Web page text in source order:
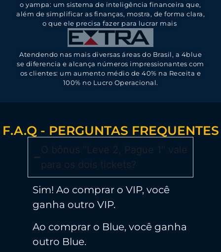
o yampa: um sistema de inteligência financeira que,
além de simplificar as finanças, mostra, de forma clara,
o que ele precisa fazer para lucrar mais
Atendendo nas mais diversas áreas do Brasil, a 4blue
se diferencia e alcança números impressionantes com
os clientes: um aumento médio de 40% na Receita e
100% no Lucro Operacional.
F.A.Q - PERGUNTAS FREQUENTES
O bônus "Leve 2, Pague 1" vale
para os dois tickets?
Sim! Ao comprar o VIP, você
ganha outro VIP.
Ao comprar o Blue, você ganha
outro Blue.